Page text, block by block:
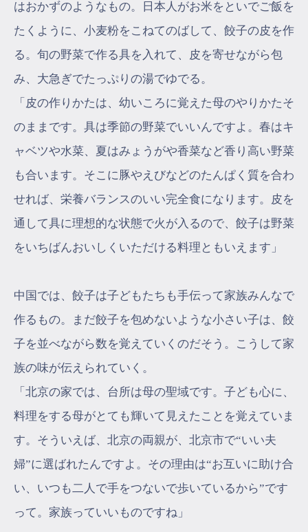
はおかずのようなもの。日本人がお米をといでご飯を
たくように、小麦粉をこねてのばして、餃子の皮を作
る。旬の野菜で作る具を入れて、皮を寄せながら包
み、大急ぎでたっぷりの湯でゆでる。
「皮の作りかたは、幼いころに覚えた母のやりかたそ
のままです。具は季節の野菜でいいんですよ。春はキ
ャベツや水菜、夏はみょうがや香菜など香り高い野菜
も合います。そこに豚やえびなどのたんぱく質を合わ
せれば、栄養バランスのいい完全食になります。皮を
通して具に理想的な状態で火が入るので、餃子は野菜
をいちばんおいしくいただける料理ともいえます」
中国では、餃子は子どもたちも手伝って家族みんなで
作るもの。まだ餃子を包めないような小さい子は、餃
子を並べながら数を覚えていくのだそう。こうして家
族の味が伝えられていく。
「北京の家では、台所は母の聖域です。子ども心に、
料理をする母がとても輝いて見えたことを覚えていま
す。そういえば、北京の両親が、北京市で“いい夫
婦”に選ばれたんですよ。その理由は“お互いに助け合
い、いつも二人で手をつないで歩いているから”です
って。家族っていいものですね」